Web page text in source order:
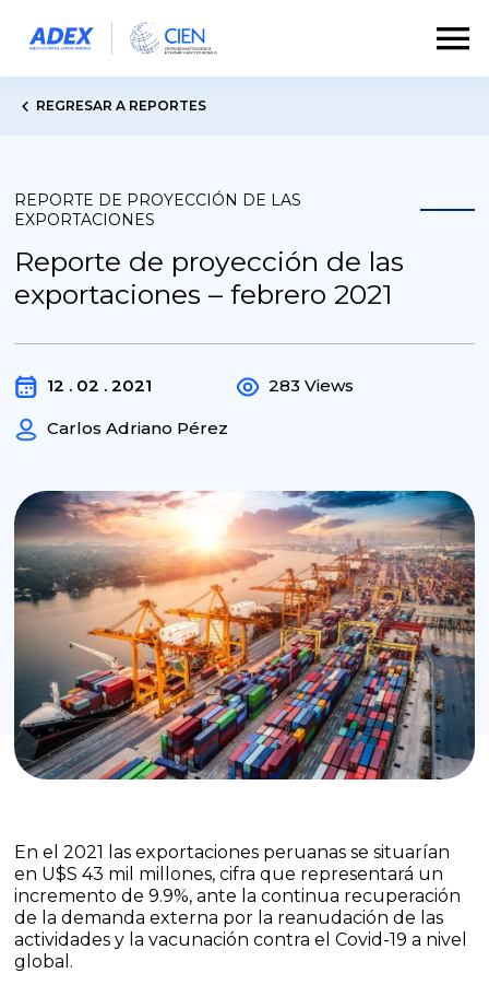
REGRESAR A REPORTES
REPORTE DE PROYECCIÓN DE LAS
EXPORTACIONES
Reporte de proyección de las
exportaciones – febrero 2021
12 . 02 . 2021
Carlos Adriano Pérez
283 Views
En el 2021 las exportaciones peruanas se situarían
en U$S 43 mil millones, cifra que representará un
incremento de 9.9%, ante la continua recuperación
de la demanda externa por la reanudación de las
actividades y la vacunación contra el Covid-19 a nivel
global.